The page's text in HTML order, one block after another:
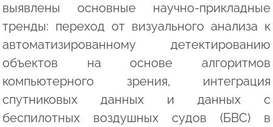
выявлены основные научно-прикладные
тренды: переход от визуального анализа к
автоматизированному детектированию
объектов на основе алгоритмов
компьютерного зрения, интеграция
спутниковых данных и данных с
беспилотных воздушных судов (БВС) в